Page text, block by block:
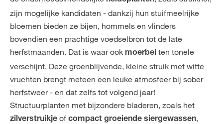
zijn mogelijke kandidaten - dankzij hun stuifmeelrijke
bloemen bieden ze bijen, hommels en vlinders
bovendien een prachtige voedselbron tot de late
herfstmaanden. Dat is waar ook moerbei ten tonele
verschijnt. Deze groenblijvende, kleine struik met witte
vruchten brengt meteen een leuke atmosfeer bij sober
herfstweer - en dat zelfs tot volgend jaar!
Structuurplanten met bijzondere bladeren, zoals het
zilverstruikje of compact groeiende siergewassen,